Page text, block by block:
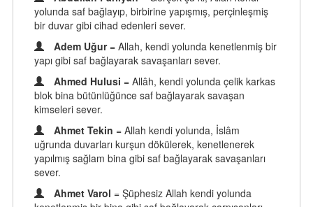
yolunda saf bağlayıp, birbirine yapışmış, perçinleşmiş
bir duvar gibi cihad edenleri sever.
Adem Uğur = Allah, kendi yolunda kenetlenmiş bir
yapı gibi saf bağlayarak savaşanları sever.
Ahmed Hulusi = Allâh, kendi yolunda çelik karkas
blok bina bütünlüğünce saf bağlayarak savaşan
kimseleri sever.
Ahmet Tekin = Allah kendi yolunda, İslâm
uğrunda duvarları kurşun dökülerek, kenetlenerek
yapılmış sağlam bina gibi saf bağlayarak savaşanları
sever.
Ahmet Varol = Şüphesiz Allah kendi yolunda